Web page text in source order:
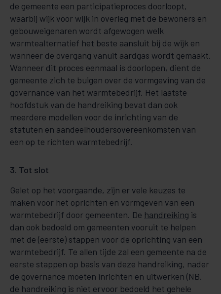
de gemeente een participatieproces doorloopt,
waarbij wijk voor wijk in overleg met de bewoners en
gebouweigenaren wordt afgewogen welk
warmtealternatief het beste aansluit bij de wijk en
wanneer de overgang vanuit aardgas wordt gemaakt.
Wanneer dit proces eenmaal is doorlopen, dient de
gemeente zich te buigen over de vormgeving van de
governance van het warmtebedrijf. Het laatste
hoofdstuk van de handreiking bevat dan ook
meerdere modellen voor de inrichting van de
statuten en aandeelhoudersovereenkomsten van
een op te richten warmtebedrijf.
3. Tot slot
Gelet op het voorgaande, zijn er vele keuzes te
maken voor het oprichten en vormgeven van een
warmtebedrijf door gemeenten. De handreiking is
dan ook bedoeld om gemeenten vooruit te helpen
met de (eerste) stappen voor de oprichting van een
warmtebedrijf. Te allen tijde zal een gemeente na de
eerste stappen op basis van deze handreiking, nader
de governance moeten inrichten en uitwerken (NB.
de handreiking is niet ervoor bedoeld het gehele